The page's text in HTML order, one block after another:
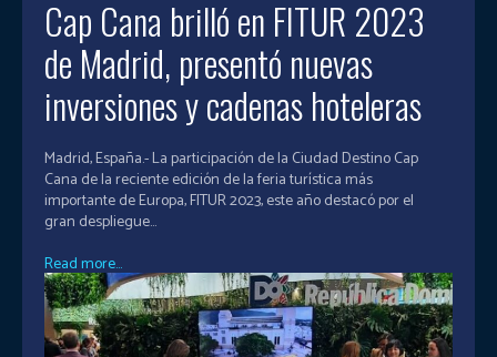
Cap Cana brilló en FITUR 2023
de Madrid, presentó nuevas
inversiones y cadenas hoteleras
Madrid, España.- La participación de la Ciudad Destino Cap
Cana de la reciente edición de la feria turística más
importante de Europa, FITUR 2023, este año destacó por el
gran despliegue...
Read more...